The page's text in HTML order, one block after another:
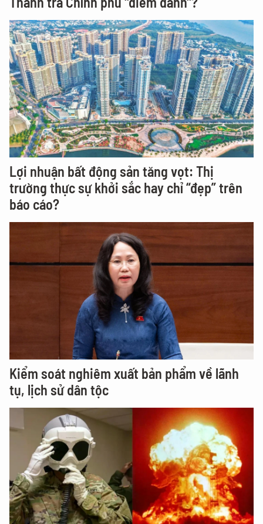
Lợi nhuận bất động sản tăng vọt: Thị
trường thực sự khởi sắc hay chỉ “đẹp” trên
báo cáo?
Kiểm soát nghiêm xuất bản phẩm về lãnh
tụ, lịch sử dân tộc